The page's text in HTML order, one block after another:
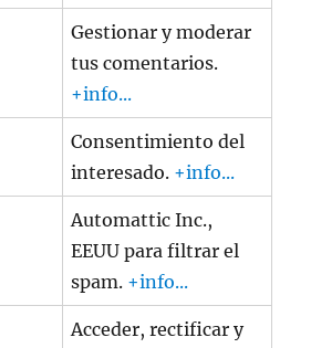
Gestionar y moderar
tus comentarios.
+info...
Consentimiento del
interesado. +info...
Automattic Inc.,
EEUU para filtrar el
spam. +info...
Acceder, rectificar y